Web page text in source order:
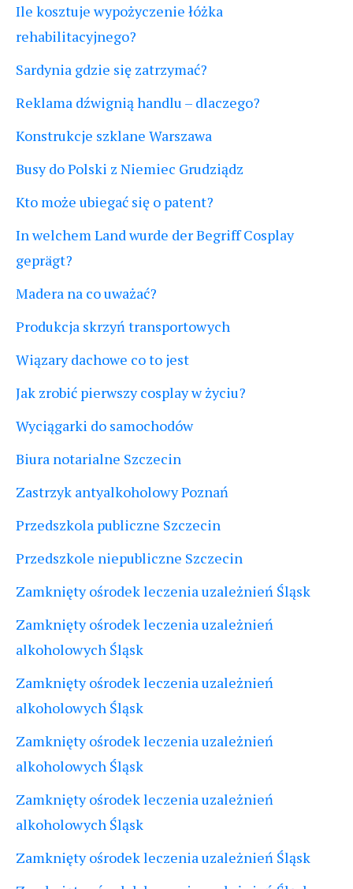
Ile kosztuje wypożyczenie łóżka
rehabilitacyjnego?
Sardynia gdzie się zatrzymać?
Reklama dźwignią handlu – dlaczego?
Konstrukcje szklane Warszawa
Busy do Polski z Niemiec Grudziądz
Kto może ubiegać się o patent?
In welchem Land wurde der Begriff Cosplay
geprägt?
Madera na co uważać?
Produkcja skrzyń transportowych
Wiązary dachowe co to jest
Jak zrobić pierwszy cosplay w życiu?
Wyciągarki do samochodów
Biura notarialne Szczecin
Zastrzyk antyalkoholowy Poznań
Przedszkola publiczne Szczecin
Przedszkole niepubliczne Szczecin
Zamknięty ośrodek leczenia uzależnień Śląsk
Zamknięty ośrodek leczenia uzależnień
alkoholowych Śląsk
Zamknięty ośrodek leczenia uzależnień
alkoholowych Śląsk
Zamknięty ośrodek leczenia uzależnień
alkoholowych Śląsk
Zamknięty ośrodek leczenia uzależnień
alkoholowych Śląsk
Zamknięty ośrodek leczenia uzależnień Śląsk